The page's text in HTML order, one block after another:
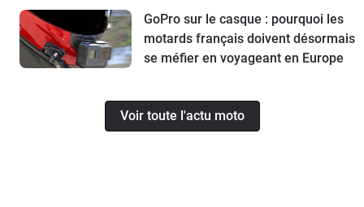
GoPro sur le casque : pourquoi les
motards français doivent désormais
se méfier en voyageant en Europe
Voir toute l'actu moto